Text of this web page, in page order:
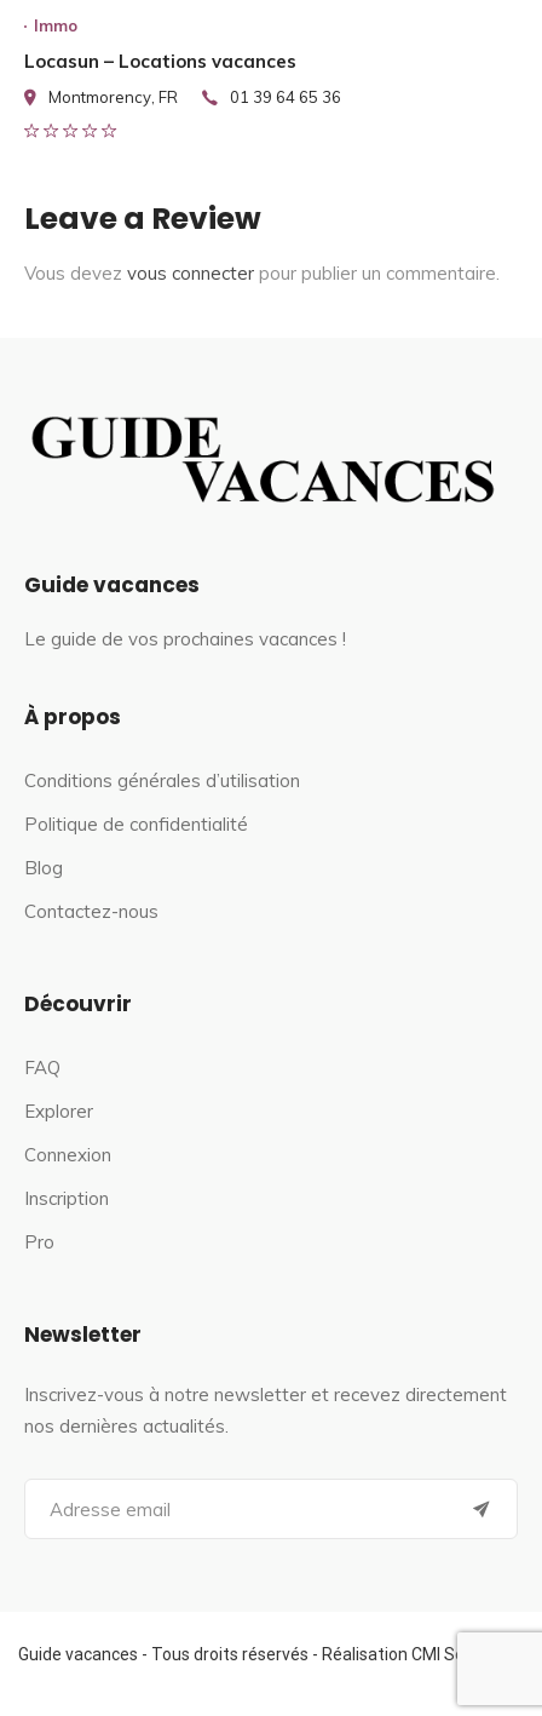
Immo
Locasun – Locations vacances
Montmorency, FR 01 39 64 65 36
Leave a Review
Vous devez vous connecter pour publier un commentaire.
Guide vacances
Le guide de vos prochaines vacances !
À propos
Conditions générales d’utilisation
Politique de confidentialité
Blog
Contactez-nous
Découvrir
FAQ
Explorer
Connexion
Inscription
Pro
Newsletter
Inscrivez-vous à notre newsletter et recevez directement
nos dernières actualités.
a
f
o
Guide vacances - Tous droits réservés - Réalisation CMI Services